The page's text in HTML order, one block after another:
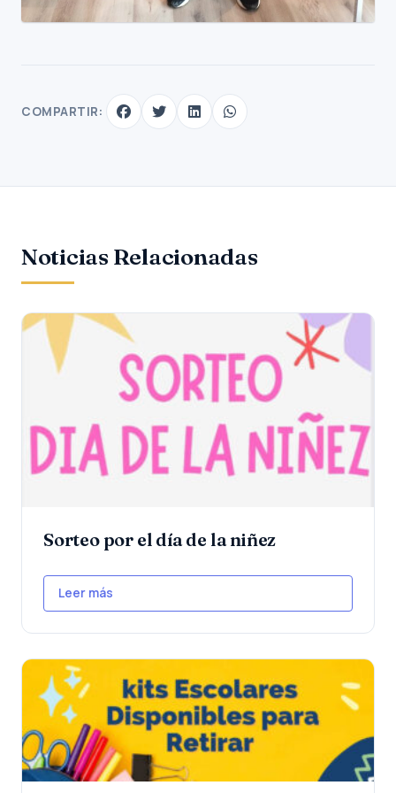
COMPARTIR:
Noticias Relacionadas
Sorteo por el día de la niñez
Leer más